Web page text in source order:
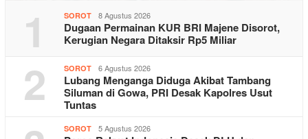
1 SOROT 8 Agustus 2026
Dugaan Permainan KUR BRI Majene Disorot,
Kerugian Negara Ditaksir Rp5 Miliar
2 SOROT 6 Agustus 2026
Lubang Menganga Diduga Akibat Tambang
Siluman di Gowa, PRI Desak Kapolres Usut
Tuntas
SOROT 5 Agustus 2026